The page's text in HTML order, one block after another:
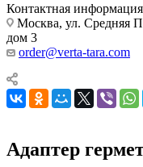
Контактная информация
Москва, ул. Средняя
дом 3
order@verta-tara.com
Адаптер